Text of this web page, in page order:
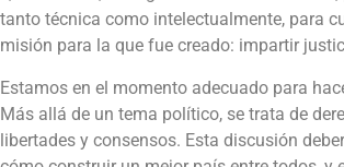
tanto técnica como intelectualmente, para
misión para la que fue creado: impartir
Estamos en el momento adecuado para
Más allá de un tema político, se trata de
libertades y consensos. Esta discusión